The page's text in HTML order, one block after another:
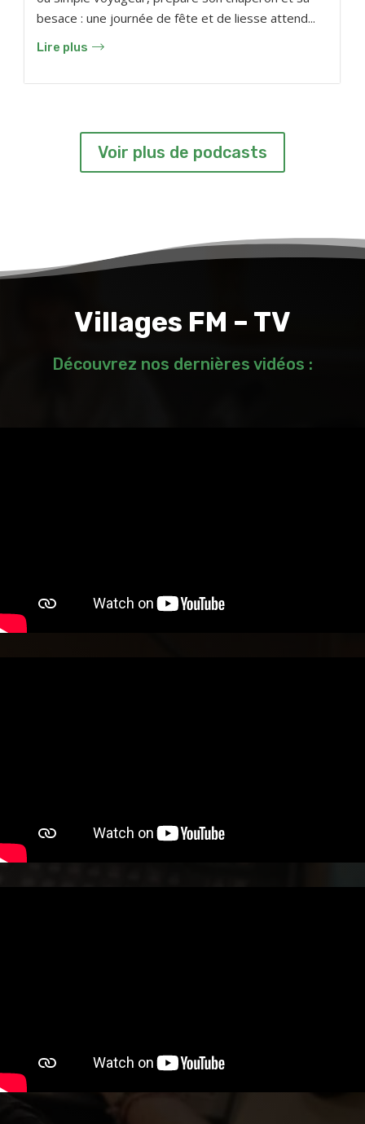
besace : une journée de fête et de liesse attend...
Lire plus
Voir plus de podcasts
Villages FM – TV
Découvrez nos dernières vidéos :